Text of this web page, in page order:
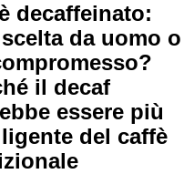
decaffeinato:
da uomo o
il decaf
essere più
del caffè